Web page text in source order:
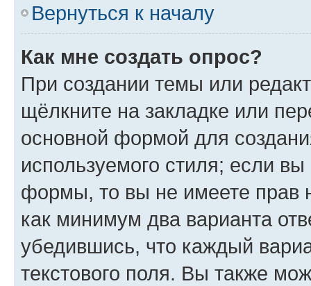
Вернуться к началу
Как мне создать опрос?
При создании темы или
щёлкните на закладке или
основной формой для
используемого стиля; если
формы, то вы не имеете прав
как минимум два варианта
убедившись, что каждый
текстового поля. Вы также